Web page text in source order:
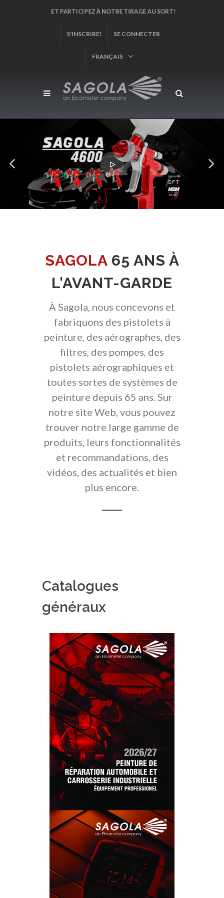
ET PARTICIPEZ À NOTRE TIRAGE AU SORT!
S'INSCRIRE! SE CONNECTER
FRANÇAIS
SAGOLA65 ANS À
L'AVANT-GARDE
À Sagola, nous concevons et
fabriquons des pistolets à
peinture, des aérographes, des
filtres, des pompes, des
pistolets aérographiques et
toutes sortes de systèmes de
peinture depuis 65 ans. Sur
notre site Web, vous pouvez
trouver notre large gamme de
produits, leurs fonctionnalités
et recommandations, des
vidéos, des actualités et bien
plus encore.
Catalogues
généraux